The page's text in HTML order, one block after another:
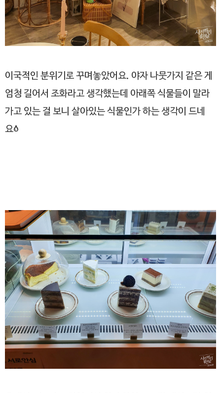
이국적인 분위기로 꾸며놓았어요. 야자 나뭇가지 같은 게
엄청 길어서 조화라고 생각했는데 아래쪽 식물들이 말라
가고 있는 걸 보니 살아있는 식물인가 하는 생각이 드네
요;